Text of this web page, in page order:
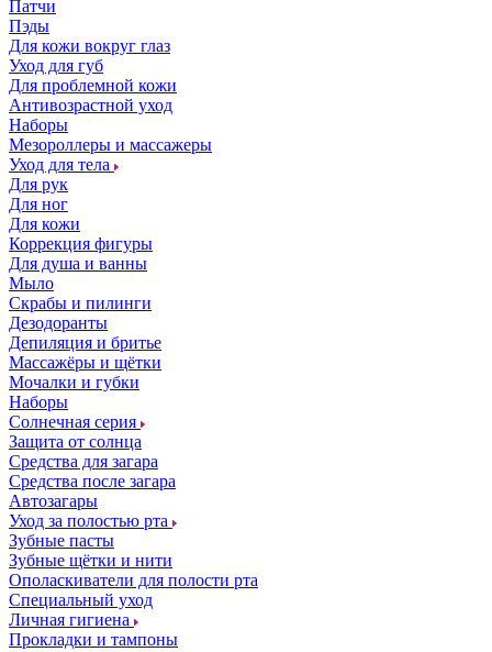
Патчи
Пэды
Для кожи вокруг глаз
Уход для губ
Для проблемной кожи
Антивозрастной уход
Наборы
Мезороллеры и массажеры
Уход для тела
Для рук
Для ног
Для кожи
Коррекция фигуры
Для душа и ванны
Мыло
Скрабы и пилинги
Дезодоранты
Депиляция и бритье
Массажёры и щётки
Мочалки и губки
Наборы
Солнечная серия
Защита от солнца
Средства для загара
Средства после загара
Автозагары
Уход за полостью рта
Зубные пасты
Зубные щётки и нити
Ополаскиватели для полости рта
Специальный уход
Личная гигиена
Прокладки и тампоны